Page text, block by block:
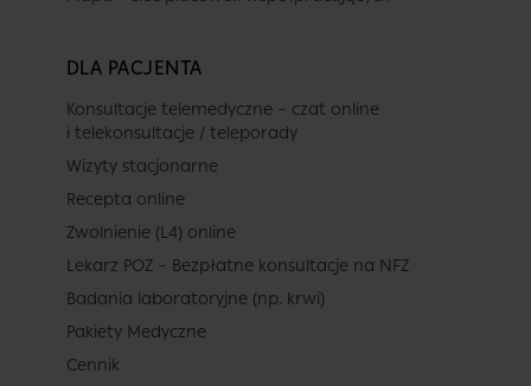
DLA PACJENTA
Konsultacje telemedyczne – czat online
i telekonsultacje / teleporady
Wizyty stacjonarne
Recepta online
Zwolnienie (L4) online
Lekarz POZ – Bezpłatne konsultacje na NFZ
Badania laboratoryjne (np. krwi)
Pakiety Medyczne
Cennik